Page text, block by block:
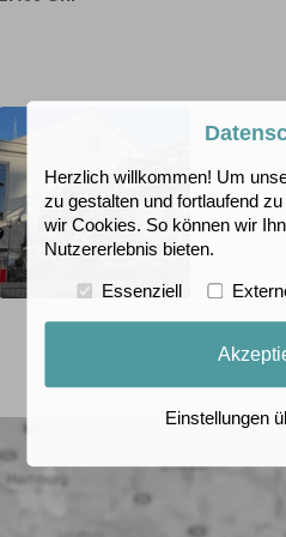
Link
Herzlich willkommen! Um
zu gestalten und fortlaufend
wir Cookies. So können wir
Nutzererlebnis bieten.
Essenziell
Einstellungen